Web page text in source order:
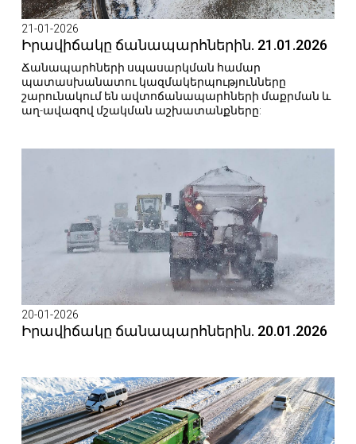
21-01-2026
Իրավիճակը ճանապարհներին. 21.01.2026
Ճանապարհների սպասարկման համար
պատասխանատու կազմակերպությունները
շարունակում են ավտոճանապարհների մաքրման և
աղ-ավազով մշակման աշխատանքները:
20-01-2026
Իրավիճակը ճանապարհներին. 20.01.2026